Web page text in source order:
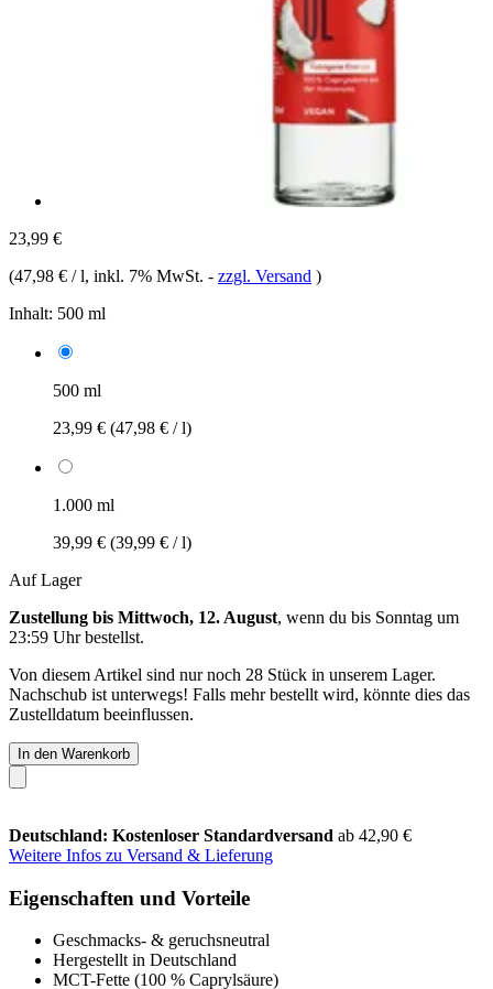
23,99 €
(47,98 € / l, inkl. 7% MwSt. - zzgl. Versand )
Inhalt: 500 ml
500 ml
23,99 € (47,98 € / l)
1.000 ml
39,99 € (39,99 € / l)
Auf Lager
Zustellung bis Mittwoch, 12. August, wenn du bis Sonntag um
23:59 Uhrbestellst.
Von diesem Artikel sind nur noch 28 Stück in unserem Lager.
Nachschub ist unterwegs! Falls mehr bestellt wird, könnte dies das
Zustelldatum beeinflussen.
In den Warenkorb
Deutschland: Kostenloser Standardversand ab 42,90 €
Weitere Infos zu Versand & Lieferung
Eigenschaften und Vorteile
Geschmacks- & geruchsneutral
Hergestellt in Deutschland
MCT-Fette (100 % Caprylsäure)